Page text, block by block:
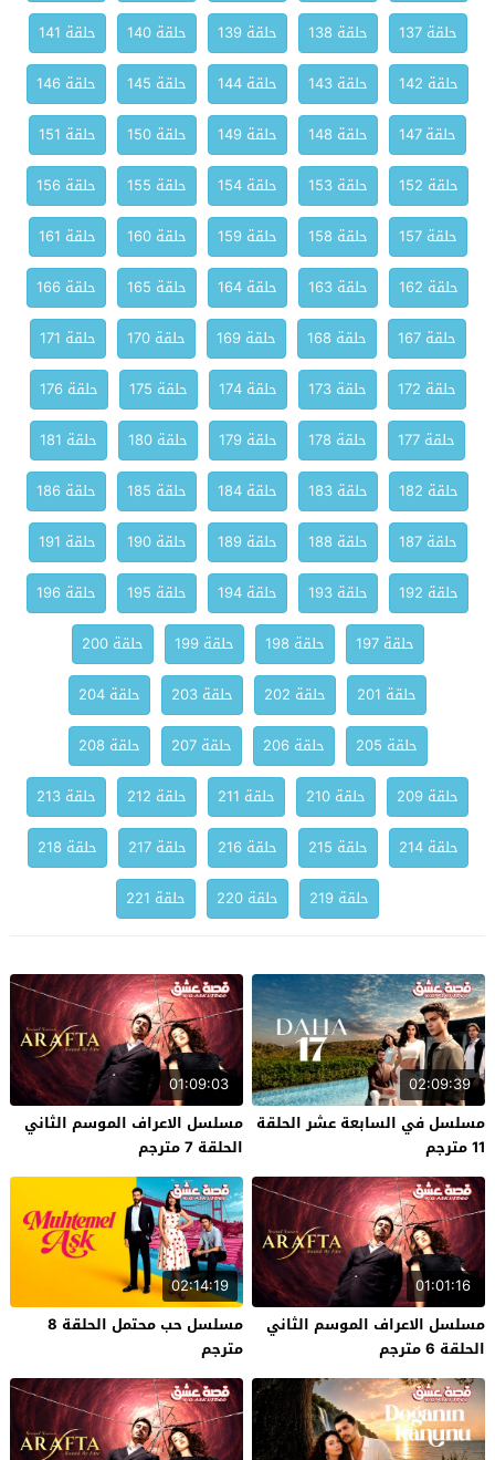
حلقة 137 حلقة 138 حلقة 139 حلقة 140
حلقة 141
حلقة 142
حلقة 143 حلقة 144 حلقة 145
حلقة 146
حلقة 147
حلقة 148 حلقة 149 حلقة 150
حلقة 151
حلقة 152
حلقة 153 حلقة 154 حلقة 155
حلقة 156
حلقة 157
حلقة 158 حلقة 159 حلقة 160
حلقة 161
حلقة 162
حلقة 163 حلقة 164 حلقة 165
حلقة 166
حلقة 167
حلقة 168 حلقة 169 حلقة 170
حلقة 171
حلقة 172
حلقة 173 حلقة 174 حلقة 175
حلقة 176
حلقة 177
حلقة 178 حلقة 179 حلقة 180
حلقة 181
حلقة 182
حلقة 183 حلقة 184 حلقة 185
حلقة 186
حلقة 187
حلقة 188 حلقة 189 حلقة 190
حلقة 191
حلقة 192
حلقة 193 حلقة 194 حلقة 195
حلقة 196
حلقة 197
حلقة 198 حلقة 199
حلقة 200
حلقة 201
حلقة 202 حلقة 203
حلقة 204
حلقة 205
حلقة 206 حلقة 207
حلقة 208
حلقة 209
حلقة 210 حلقة 211 حلقة 212
حلقة 213
حلقة 214
حلقة 215 حلقة 216 حلقة 217
حلقة 218
حلقة 219
حلقة 220 حلقة 221
02:09:39
مسلسل في السابعة عشر الحلقة
11 مترجم
01:09:03
مسلسل الاعراف الموسم الثاني
الحلقة 7 مترجم
01:01:16
مسلسل الاعراف الموسم الثاني
الحلقة 6 مترجم
02:14:19
مسلسل حب محتمل الحلقة 8
مترجم